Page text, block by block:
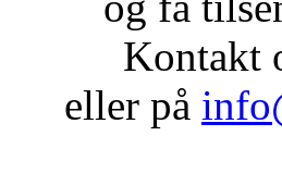
Kontakt
eller på